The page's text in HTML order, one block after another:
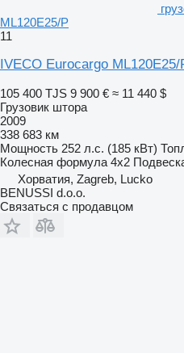
ML120E25/P
11
IVECO Eurocargo ML120E25/
105 400 TJS 9 900 € ≈ 11 440 $
Грузовик штора
2009
338 683 км
Мощность 252 л.с. (185 кВт)
Колесная формула 4x2
Хорватия, Zagreb, Lucko
BENUSSI d.o.o.
Связаться с продавцом